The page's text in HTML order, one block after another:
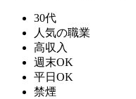
30代
人気の職業
高収入
週末OK
平日OK
禁煙